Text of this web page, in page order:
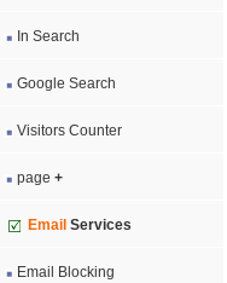
In Search
Google Search
Visitors Counter
page +
Email Services
Email Blocking